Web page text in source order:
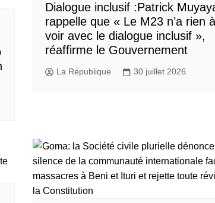
Dialogue inclusif :Patrick
rappelle que « Le M23 n’a rien à
voir avec le dialogue inclusif »,
réaffirme le Gouvernement
La République 30 juillet 2026